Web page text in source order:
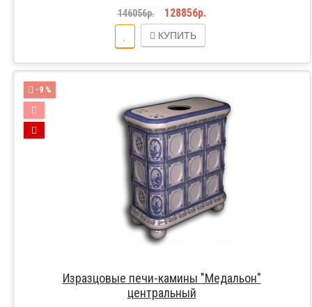
146056р. 128856р.
КУПИТЬ
-9 %
Изразцовые печи-камины "Медальон"
центральный